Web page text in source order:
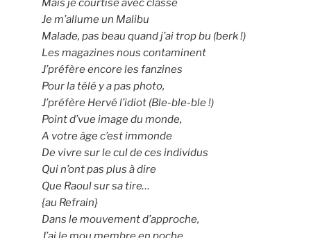
Mais je courtise avec classe
Je m’allume un Malibu
Malade, pas beau quand j’ai trop bu (berk !)
Les magazines nous contaminent
J’préfère encore les fanzines
Pour la télé y a pas photo,
J’préfère Hervé l’idiot (Ble-ble-ble !)
Point d’vue image du monde,
A votre âge c’est immonde
De vivre sur le cul de ces individus
Qui n’ont pas plus à dire
Que Raoul sur sa tire…
{au Refrain}
Dans le mouvement d’approche,